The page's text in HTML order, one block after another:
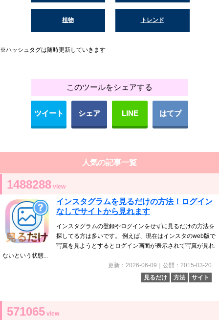
植物 トレンド
※ハッシュタグは随時更新していきます
このツールをシェアする
ツイート シェア LINE はてブ
人気の記事一覧
1488288 view
インスタグラムを見るだけの方法！ログイン
なしでサイトから見れます
インスタグラムの登録やログインをせずに見るだけの方法を
探してる方は多いです。 例えば、現在はインスタのweb版で
写真を見ようとするとログイン画面が表示されて写真が見れ
ないという状態...
更新：2026-06-09｜公開：2015-03-20
見るだけ
方法 サイト
571065 view